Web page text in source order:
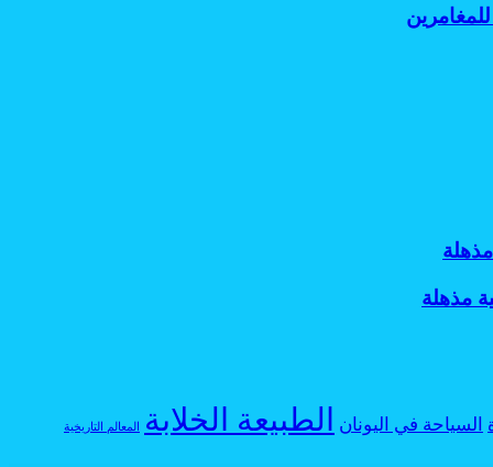
مذهلة
السياحة في اليونان الطبيعة الخلابة المعالم التاريخية